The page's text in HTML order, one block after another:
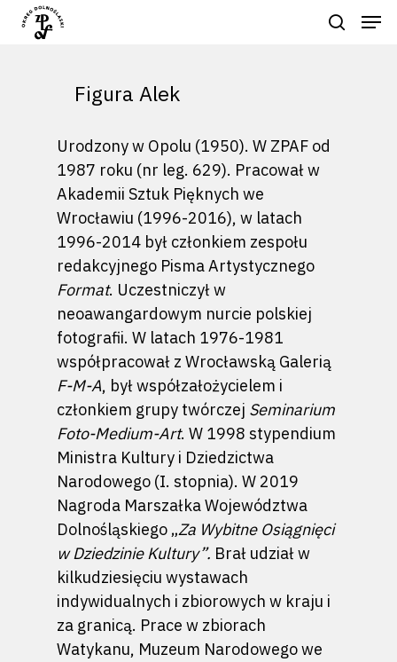
Naciśnij enter by wyszukać lub ESC
Figura Alek
Urodzony w Opolu (1950). W ZPAF od
1987 roku (nr leg. 629). Pracował w
Akademii Sztuk Pięknych we
Wrocławiu (1996-2016), w latach
1996-2014 był członkiem zespołu
redakcyjnego Pisma Artystycznego
Format. Uczestniczył w
neoawangardowym nurcie polskiej
fotografii. W latach 1976-1981
współpracował z Wrocławską Galerią
F-M-A, był współzałożycielem i
członkiem grupy twórczej Seminarium
Foto-Medium-Art. W 1998 stypendium
Ministra Kultury i Dziedzictwa
Narodowego (I. stopnia). W 2019
Nagroda Marszałka Województwa
Dolnośląskiego „Za Wybitne Osiągnięci
w Dziedzinie Kultury”. Brał udział w
kilkudziesięciu wystawach
indywidualnych i zbiorowych w kraju i
za granicą. Prace w zbiorach
Watykanu, Muzeum Narodowego we